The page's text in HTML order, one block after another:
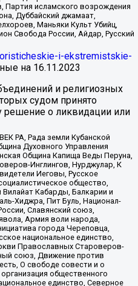
Партия исламского возрождения
Дуббайский джамаат,
Маньяки Культ Убийц,
Свобода России, Айдар, Русский
i-ekstremistskie-
на 16.11.2023
и религиозных
судом принято
решение о ликвидации или
РА, Рада земли Кубанской
Духовного Управления
Община Капища Веды Перуна,
Инглингов, Нурджулар, К
Иеговы, Русское
общество,
Кабарды, Балкарии и
Хиджра, Пит Буль, Национал-
Славянский союз,
Армия воли народа,
города Череповца,
национальное единство,
Православных Староверов-
союз, Движение против
О свободе совести и о
общественного
единство, Северное